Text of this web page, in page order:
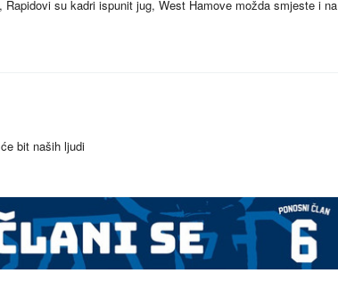
su kadri ispunit jug, West Hamove možda smjeste i na
bit naših ljudi